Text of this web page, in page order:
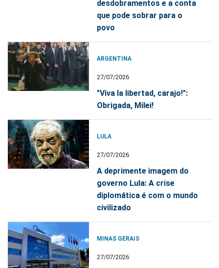
desdobramentos e a conta
que pode sobrar para o
povo
ARGENTINA
27/07/2026
"Viva la libertad, carajo!":
Obrigada, Milei!
LULA
27/07/2026
A deprimente imagem do
governo Lula: A crise
diplomática é com o mundo
civilizado
MINAS GERAIS
27/07/2026